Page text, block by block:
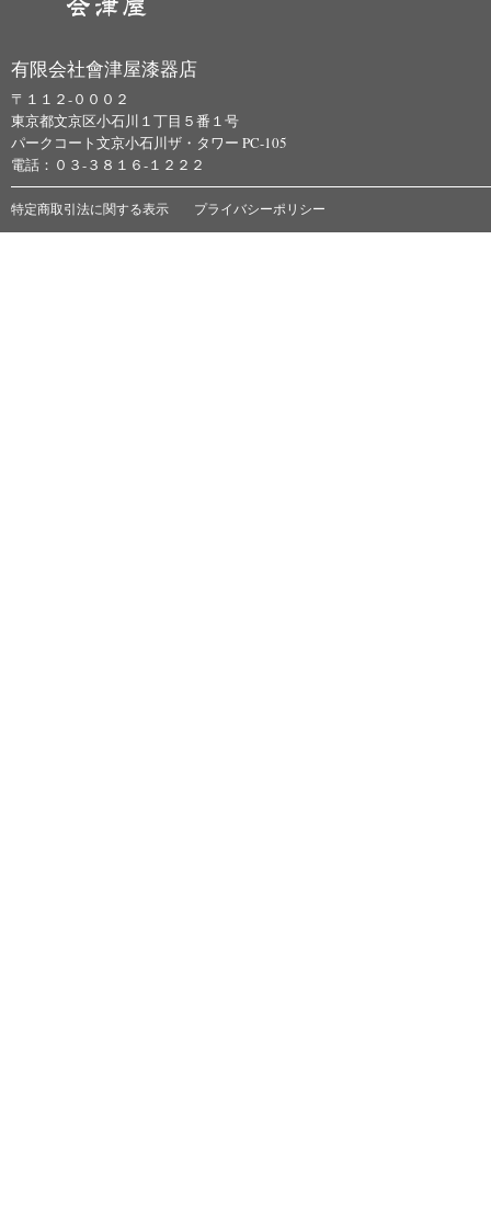
有限会社會津屋漆器店
〒１１２-０００２
東京都文京区小石川１丁目５番１号
パークコート文京小石川ザ・タワー PC-105
電話：０３-３８１６-１２２２
特定商取引法に関する表示 プライバシーポリシー